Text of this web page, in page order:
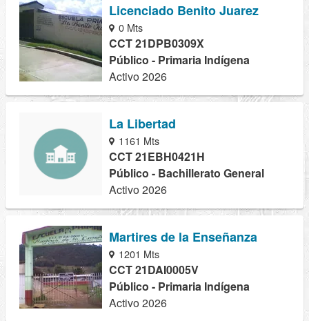
Licenciado Benito Juarez
0 Mts
CCT 21DPB0309X
Público - Primaria Indígena
Activo 2026
La Libertad
1161 Mts
CCT 21EBH0421H
Público - Bachillerato General
Activo 2026
Martires de la Enseñanza
1201 Mts
CCT 21DAI0005V
Público - Primaria Indígena
Activo 2026